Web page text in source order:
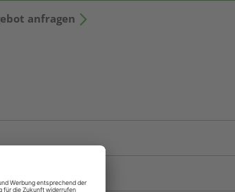
anfragen